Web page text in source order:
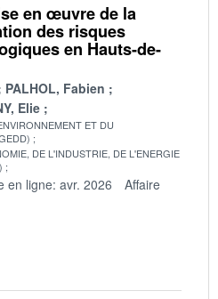
en œuvre de la
des risques
en Hauts-de-
PALHOL, Fabien
Elie
ET DU
DE L'INDUSTRIE, DE L'ENERGIE
en ligne: avr. 2026
Affaire